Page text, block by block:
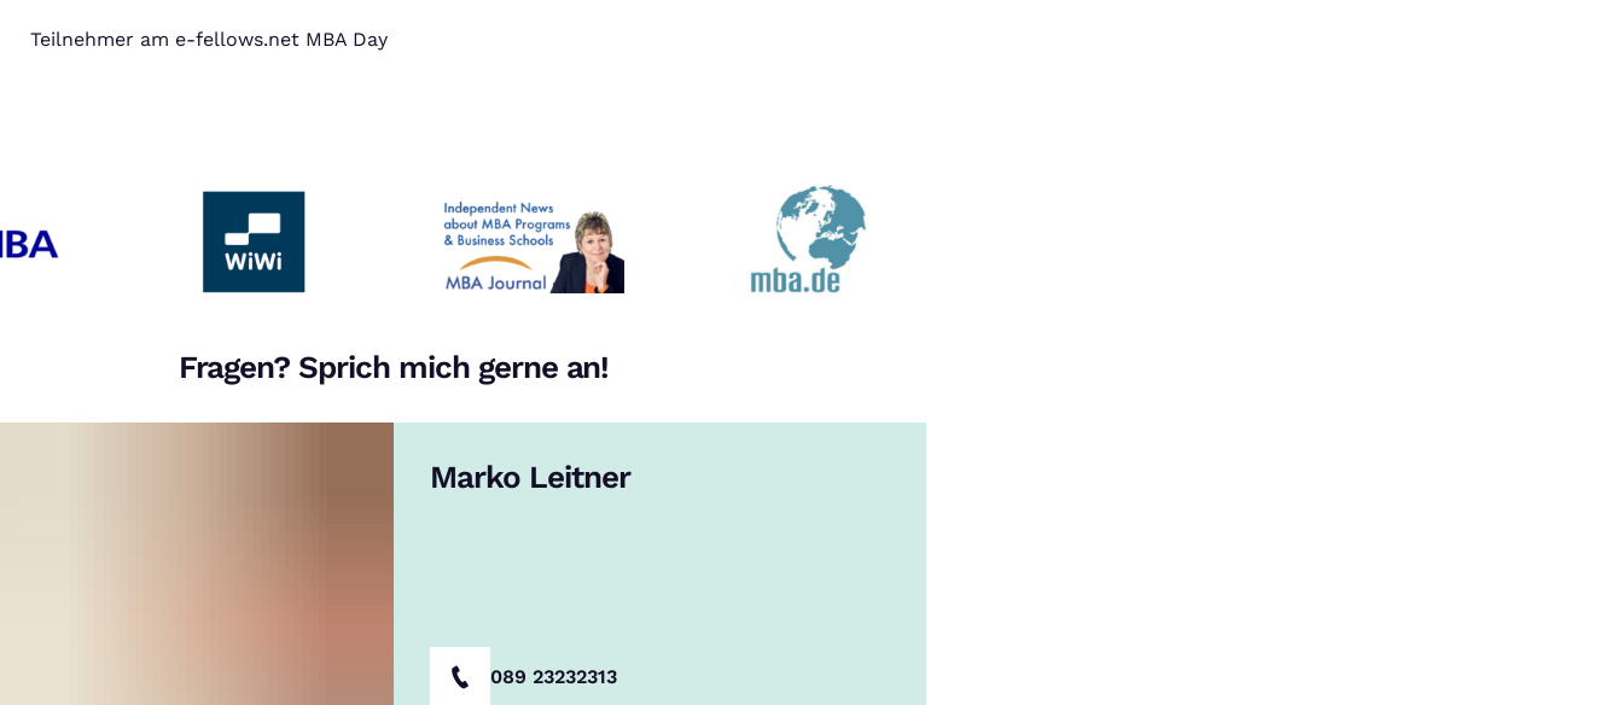
Teilnehmer am e-fellows.net MBA Day
Fragen? Sprich mich gerne an!
Marko Leitner
089 23232313